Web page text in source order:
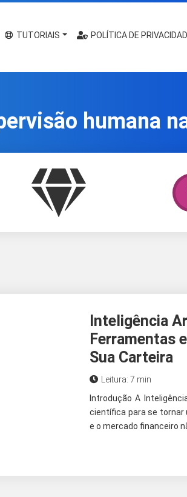
TUTORIAIS POLÍTICA DE
humana
Inteligência
Ferramentas
Sua Carteira
Leitura: 7 min
Introdução A
científica para se tornar
e o mercado financeiro